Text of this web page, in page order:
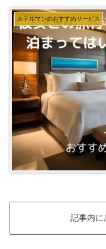
ホテルマンのおすすめサービス
記事内に